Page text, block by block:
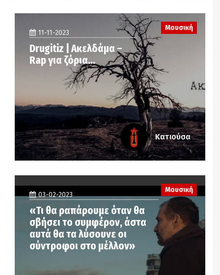
11-11-2023
Drugitiz | Ακελδάμα –
Rap για ζόρια…
Μουσική
Κατιούσα
Μουσική
03-02-2023
«Τι θα ραπάρουμε όταν θα
σβήσει το συμφέρον, άστα
αυτά θα τα λύσουνε οι
σύντροφοι στο μέλλον»